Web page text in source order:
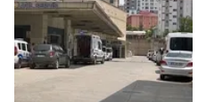
cinayete sürükledi